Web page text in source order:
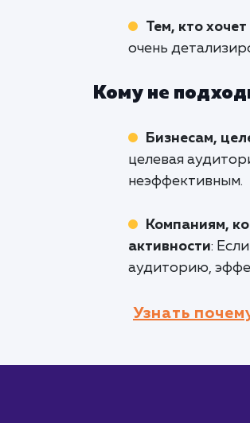
Тем, кто
очень
Кому не
Бизнесам,
целевая
неэффективным.
Компаниям,
активности:
аудиторию,
Узнать